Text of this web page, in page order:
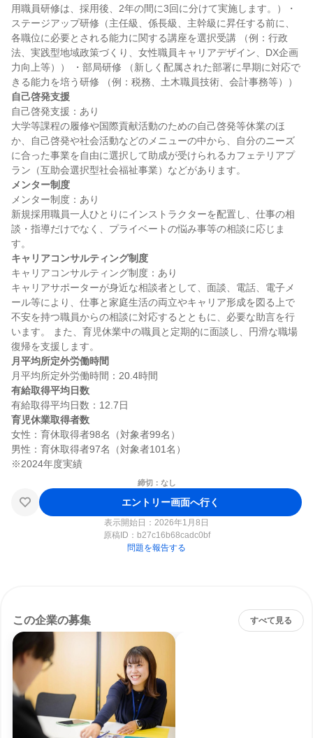
用職員研修は、採用後、2年の間に3回に分けて実施します。）・
ステージアップ研修（主任級、係長級、主幹級に昇任する前に、
各職位に必要とされる能力に関する講座を選択受講 （例：行政
法、実践型地域政策づくり、女性職員キャリアデザイン、DX企画
力向上等）） ・部局研修 （新しく配属された部署に早期に対応で
自己啓発支援
自己啓発支援：あり
大学等課程の履修や国際貢献活動のための自己啓発等休業のほ
か、自己啓発や社会活動などのメニューの中から、自分のニーズ
に合った事業を自由に選択して助成が受けられるカフェテリアプ
メンター制度
メンター制度：あり
新規採用職員一人ひとりにインストラクターを配置し、仕事の相
談・指導だけでなく、プライベートの悩み事等の相談に応じま
キャリアコンサルティング制度
キャリアコンサルティング制度：あり
キャリアサポーターが身近な相談者として、面談、電話、電子メ
ール等により、仕事と家庭生活の両立やキャリア形成を図る上で
不安を持つ職員からの相談に対応するとともに、必要な助言を行
います。 また、育児休業中の職員と定期的に面談し、円滑な職場
月平均所定外労働時間
有給取得平均日数
育児休業取得者数
女性：育休取得者98名（対象者99名）
男性：育休取得者97名（対象者101名）
締切：なし
エントリー画面へ行く
表示開始日：2026年1月8日
原稿ID： b27c16b68cadc0bf
問題を報告する
この企業の募集 すべて見る